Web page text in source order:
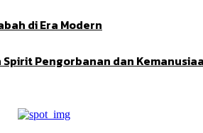
di Era Modern
Spirit Pengorbanan dan